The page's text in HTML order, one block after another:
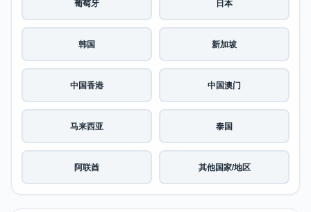
葡萄牙 日本
韩国 新加坡
中国香港 中国澳门
马来西亚 泰国
阿联酋 其他国家/地区